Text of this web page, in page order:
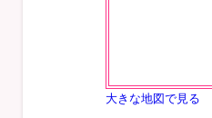
大きな地図で見る